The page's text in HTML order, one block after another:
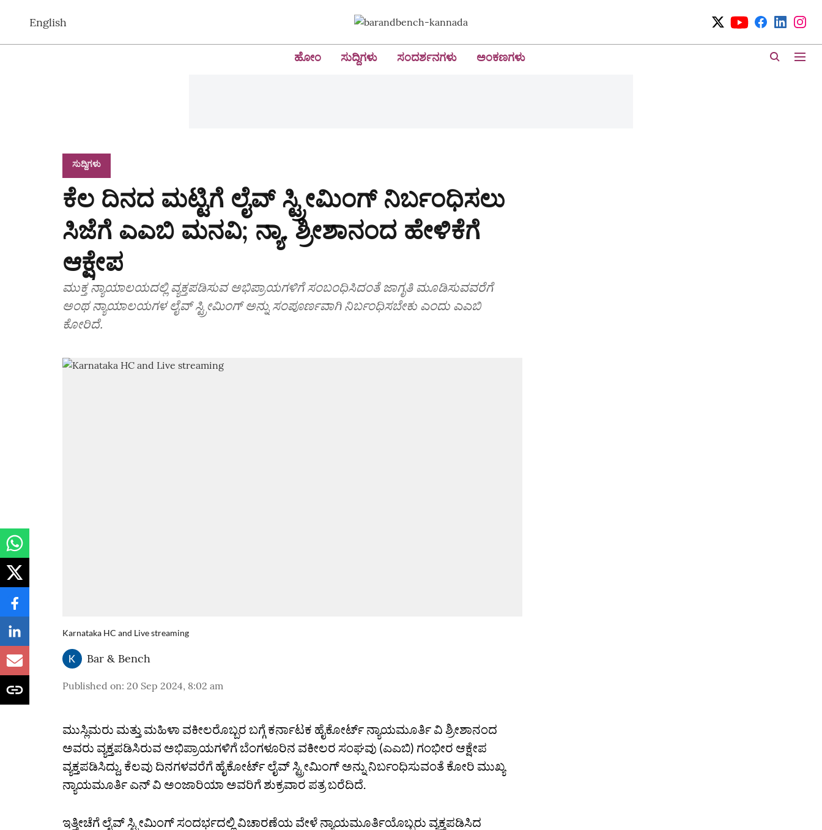
English
ಹೋಂ ಸುದ್ದಿಗಳು ಸಂದರ್ಶನಗಳು ಅಂಕಣಗಳು
ಸುದ್ದಿಗಳು
ಕೆಲ ದಿನದ ಮಟ್ಟಿಗೆ ಲೈವ್‌ ಸ್ಟ್ರೀಮಿಂಗ್‌ ನಿರ್ಬಂಧಿಸಲು
ಸಿಜೆಗೆ ಎಎಬಿ ಮನವಿ; ನ್ಯಾ. ಶ್ರೀಶಾನಂದ ಹೇಳಿಕೆಗೆ
ಆಕ್ಷೇಪ
ಮುಕ್ತ ನ್ಯಾಯಾಲಯದಲ್ಲಿ ವ್ಯಕ್ತಪಡಿಸುವ ಅಭಿಪ್ರಾಯಗಳಿಗೆ ಸಂಬಂಧಿಸಿದಂತೆ ಜಾಗೃತಿ ಮೂಡಿಸುವವರೆಗೆ
ಅಂಥ ನ್ಯಾಯಾಲಯಗಳ ಲೈವ್‌ ಸ್ಟ್ರೀಮಿಂಗ್‌ ಅನ್ನು ಸಂಪೂರ್ಣವಾಗಿ ನಿರ್ಬಂಧಿಸಬೇಕು ಎಂದು ಎಎಬಿ
ಕೋರಿದೆ.
Karnataka HC and Live streaming
Bar & Bench
Published on: 20 Sep 2024, 8:02 am
ಮುಸ್ಲಿಮರು ಮತ್ತು ಮಹಿಳಾ ವಕೀಲರೊಬ್ಬರ ಬಗ್ಗೆ ಕರ್ನಾಟಕ ಹೈಕೋರ್ಟ್‌ ನ್ಯಾಯಮೂರ್ತಿ ವಿ ಶ್ರೀಶಾನಂದ
ಅವರು ವ್ಯಕ್ತಪಡಿಸಿರುವ ಅಭಿಪ್ರಾಯಗಳಿಗೆ ಬೆಂಗಳೂರಿನ ವಕೀಲರ ಸಂಘವು (ಎಎಬಿ) ಗಂಭೀರ ಆಕ್ಷೇಪ
ವ್ಯಕ್ತಪಡಿಸಿದ್ದು, ಕೆಲವು ದಿನಗಳವರೆಗೆ ಹೈಕೋರ್ಟ್‌ ಲೈವ್‌ ಸ್ಟ್ರೀಮಿಂಗ್‌ ಅನ್ನು ನಿರ್ಬಂಧಿಸುವಂತೆ ಕೋರಿ ಮುಖ್ಯ
ನ್ಯಾಯಮೂರ್ತಿ ಎನ್‌ ವಿ ಅಂಜಾರಿಯಾ ಅವರಿಗೆ ಶುಕ್ರವಾರ ಪತ್ರ ಬರೆದಿದೆ.
ಇತ್ತೀಚೆಗೆ ಲೈವ್‌ ಸ್ಟ್ರೀಮಿಂಗ್‌ ಸಂದರ್ಭದಲ್ಲಿ ವಿಚಾರಣೆಯ ವೇಳೆ ನ್ಯಾಯಮೂರ್ತಿಯೊಬ್ಬರು ವ್ಯಕ್ತಪಡಿಸಿದ